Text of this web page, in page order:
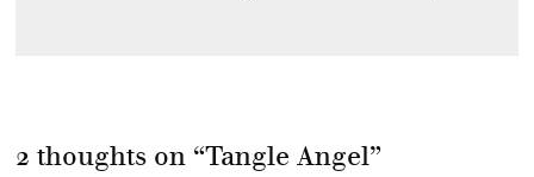
2 thoughts on “Tangle Angel”